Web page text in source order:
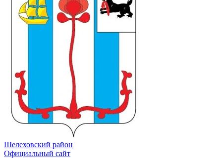
Шелеховский район
Официальный сайт